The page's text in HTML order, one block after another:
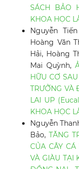
SÁCH BẢO
KHOA HỌC
Nguyễn
Hoàng Văn
Hải, Hoàng
Mai Quỳnh,
HỮU CƠ
TRƯỞNG VÀ
LAI UP
KHOA HỌC
Nguyễn
Bảo,TĂNG
CỦA CÂY
VÀ GIÀU TẠI